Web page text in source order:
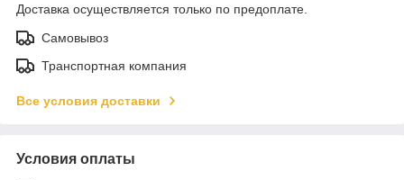
Доставка осуществляется только по предоплате.
Самовывоз
Транспортная компания
Все условия доставки
Условия оплаты